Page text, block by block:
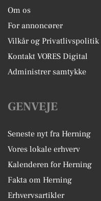
Om os
For annoncører
Vilkår og Privatlivspolitik
Kontakt VORES Digital
Administrer samtykke
GENVEJE
Seneste nyt fra Herning
Vores lokale erhverv
Kalenderen for Herning
Fakta om Herning
Erhvervsartikler